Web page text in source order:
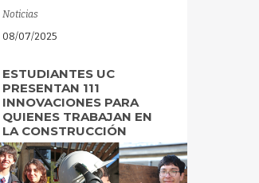
Noticias
08/07/2025
ESTUDIANTES UC
PRESENTAN 111
INNOVACIONES PARA
QUIENES TRABAJAN EN
LA CONSTRUCCIÓN